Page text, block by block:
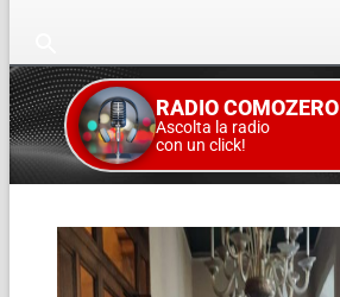
RADIO COMOZERO
Ascolta la radio
con un click!